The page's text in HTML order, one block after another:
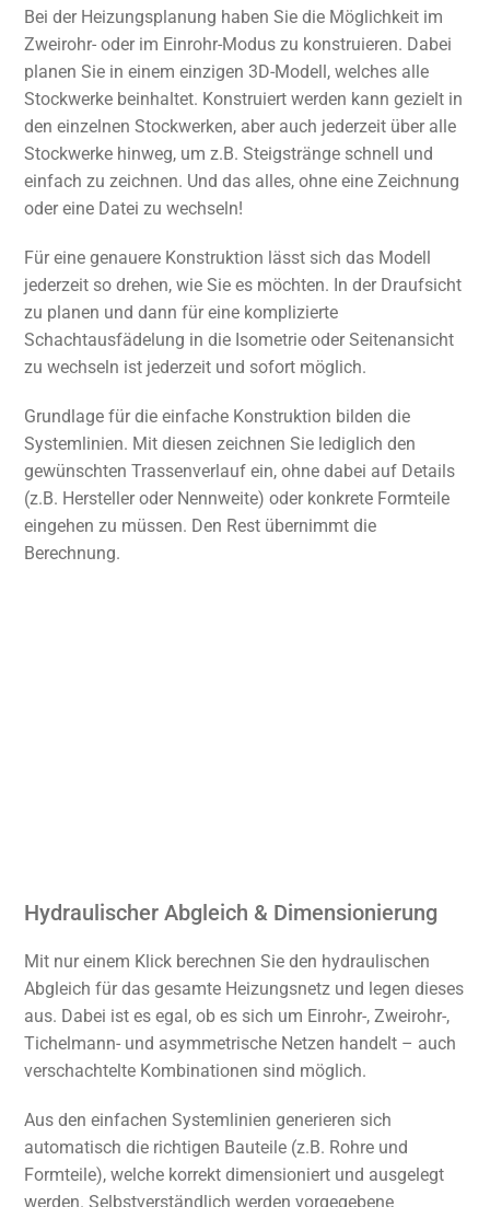
Bei der Heizungsplanung haben Sie die Möglichkeit im
Zweirohr- oder im Einrohr-Modus zu konstruieren. Dabei
planen Sie in einem einzigen 3D-Modell, welches alle
Stockwerke beinhaltet. Konstruiert werden kann gezielt in
den einzelnen Stockwerken, aber auch jederzeit über alle
Stockwerke hinweg, um z.B. Steigstränge schnell und
einfach zu zeichnen. Und das alles, ohne eine Zeichnung
oder eine Datei zu wechseln!
Für eine genauere Konstruktion lässt sich das Modell
jederzeit so drehen, wie Sie es möchten. In der Draufsicht
zu planen und dann für eine komplizierte
Schachtausfädelung in die Isometrie oder Seitenansicht
zu wechseln ist jederzeit und sofort möglich.
Grundlage für die einfache Konstruktion bilden die
Systemlinien. Mit diesen zeichnen Sie lediglich den
gewünschten Trassenverlauf ein, ohne dabei auf Details
(z.B. Hersteller oder Nennweite) oder konkrete Formteile
eingehen zu müssen. Den Rest übernimmt die
Berechnung.
Hydraulischer Abgleich & Dimensionierung
Mit nur einem Klick berechnen Sie den hydraulischen
Abgleich für das gesamte Heizungsnetz und legen dieses
aus. Dabei ist es egal, ob es sich um Einrohr-, Zweirohr-,
Tichelmann- und asymmetrische Netzen handelt – auch
verschachtelte Kombinationen sind möglich.
Aus den einfachen Systemlinien generieren sich
automatisch die richtigen Bauteile (z.B. Rohre und
Formteile), welche korrekt dimensioniert und ausgelegt
werden. Selbstverständlich werden vorgegebene